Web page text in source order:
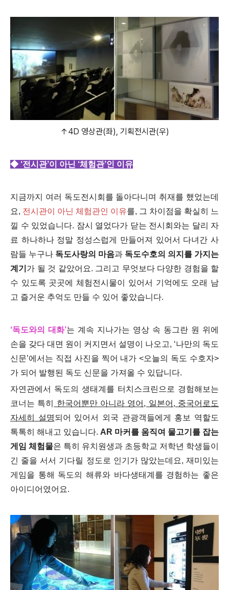
↑4D 영상관(좌), 기획전시관(우)
◆ ‘전시관’이 아닌 ‘체험관’인 이유
지금까지 여러 독도전시회를 돌아다니며 취재를 했었는데
요, 전시관이 아닌 체험관인 이유를, 그 차이점을 확실히 느
낄 수 있었습니다. 잠시 열었다가 닫는 전시회와는 달리 자
료 하나하나 정말 정성스럽게 만들어져 있어서 다녀간 사
람들 누구나 독도사랑의 마음과 독도수호의 의지를 가지는
계기 가 될 것 같았어요. 그리고 무엇보다 다양한 경험을 할
수 있도록 곳곳에 체험전시물이 있어서 기억에도 오래 남
고 즐거운 추억도 만들 수 있어 좋았습니다.
‘독도와의 대화’는 계속 지나가는 영상 속 동그란 원 위에
손을 갖다 대면 원이 커지면서 설명이 나오고, ‘나만의 독도
신문’에서는 직접 사진을 찍어 내가 <오늘의 독도 수호자>
가 되어 발행된 독도 신문을 가져올 수 있답니다.
자연관에서 독도의 생태계를 터치스크린으로 경험해보는
코너는 특히
한국어뿐만 아니라 영어, 일본어, 중국어로도
자세히 설명되어 있어서 외국 관광객들에게 홍보 역할도
톡톡히 해내고 있습니다. AR 마커를 움직여 물고기를 잡는
게임 체험물은 특히 유치원생과 초등학교 저학년 학생들이
긴 줄을 서서 기다릴 정도로 인기가 많았는데요, 재미있는
게임을 통해 독도의 해류와 바다생태계를 경험하는 좋은
아이디어였어요.